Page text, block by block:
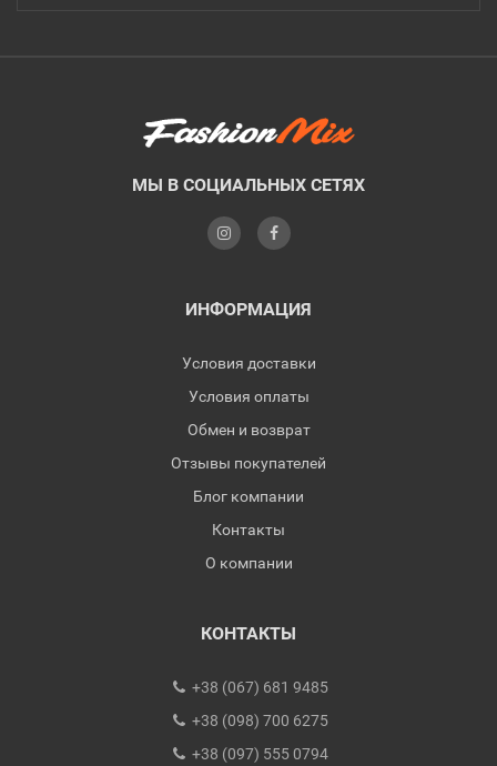
МЫ В СОЦИАЛЬНЫХ СЕТЯХ
ИНФОРМАЦИЯ
Условия доставки
Условия оплаты
Обмен и возврат
Отзывы покупателей
Блог компании
Контакты
О компании
КОНТАКТЫ
+38 (067) 681 9485
+38 (098) 700 6275
+38 (097) 555 0794